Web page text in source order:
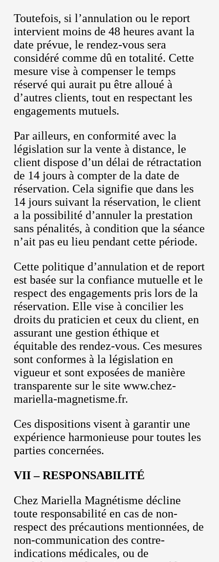
Toutefois, si l’annulation ou le report
intervient moins de 48 heures avant la
date prévue, le rendez-vous sera
considéré comme dû en totalité. Cette
mesure vise à compenser le temps
réservé qui aurait pu être alloué à
d’autres clients, tout en respectant les
engagements mutuels.
Par ailleurs, en conformité avec la
législation sur la vente à distance, le
client dispose d’un délai de rétractation
de 14 jours à compter de la date de
réservation. Cela signifie que dans les
14 jours suivant la réservation, le client
a la possibilité d’annuler la prestation
sans pénalités, à condition que la séance
n’ait pas eu lieu pendant cette période.
Cette politique d’annulation et de report
est basée sur la confiance mutuelle et le
respect des engagements pris lors de la
réservation. Elle vise à concilier les
droits du praticien et ceux du client, en
assurant une gestion éthique et
équitable des rendez-vous. Ces mesures
sont conformes à la législation en
vigueur et sont exposées de manière
transparente sur le site www.chez-
mariella-magnetisme.fr.
Ces dispositions visent à garantir une
expérience harmonieuse pour toutes les
parties concernées.
VII – RESPONSABILITÉ
Chez Mariella Magnétisme décline
toute responsabilité en cas de non-
respect des précautions mentionnées, de
non-communication des contre-
indications médicales, ou de